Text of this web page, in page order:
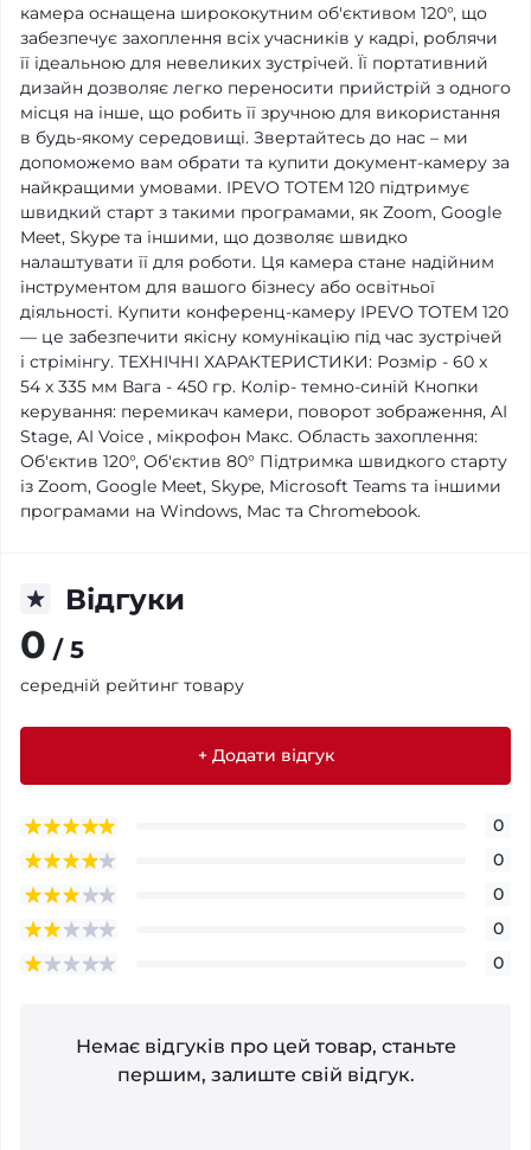
камера оснащена ширококутним об'єктивом 120°, що
забезпечує захоплення всіх учасників у кадрі, роблячи
її ідеальною для невеликих зустрічей. Її портативний
дизайн дозволяє легко переносити прийстрій з одного
місця на інше, що робить її зручною для використання
в будь-якому середовищі. Звертайтесь до нас – ми
допоможемо вам обрати та купити документ-камеру за
найкращими умовами. IPEVO TOTEM 120 підтримує
швидкий старт з такими програмами, як Zoom, Google
Meet, Skype та іншими, що дозволяє швидко
налаштувати її для роботи. Ця камера стане надійним
інструментом для вашого бізнесу або освітньої
діяльності. Купити конференц-камеру IPEVO TOTEM 120
— це забезпечити якісну комунікацію під час зустрічей
і стрімінгу. ТЕХНІЧНІ ХАРАКТЕРИСТИКИ: Розмір - 60 x
54 x 335 мм Вага - 450 гр. Колір- темно-синій Кнопки
керування: перемикач камери, поворот зображення, AI
Stage, AI Voice , мікрофон Макс. Область захоплення:
Об'єктив 120°, Об'єктив 80° Підтримка швидкого старту
із Zoom, Google Meet, Skype, Microsoft Teams та іншими
програмами на Windows, Mac та Chromebook.
Відгуки
0 / 5
середній рейтинг товару
+ Додати відгук
0
0
0
0
0
Немає відгуків про цей товар, станьте
першим, залиште свій відгук.